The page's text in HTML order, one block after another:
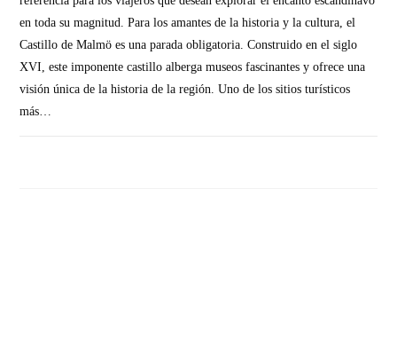
en toda su magnitud. Para los amantes de la historia y la cultura, el
Castillo de Malmö es una parada obligatoria. Construido en el siglo
XVI, este imponente castillo alberga museos fascinantes y ofrece una
visión única de la historia de la región. Uno de los sitios turísticos
más…